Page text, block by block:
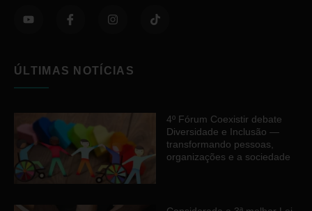
ÚLTIMAS NOTÍCIAS
4º Fórum Coexistir debate
Diversidade e Inclusão —
transformando pessoas,
organizações e a sociedade